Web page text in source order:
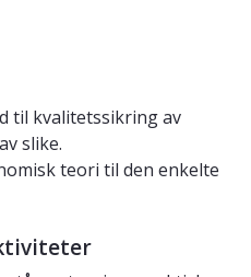
til kvalitetssikring av
slike.
teori til den enkelte